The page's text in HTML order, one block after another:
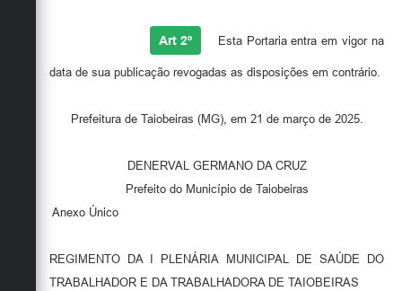
Art 2º Esta Portaria entra em vigor na
data de sua publicação revogadas as disposições em contrário.
Prefeitura de Taiobeiras (MG), em 21 de março de 2025.
DENERVAL GERMANO DA CRUZ
Prefeito do Município de Taiobeiras
Anexo Único
REGIMENTO DA I PLENÁRIA MUNICIPAL DE SAÚDE DO
TRABALHADOR E DA TRABALHADORA DE TAIOBEIRAS